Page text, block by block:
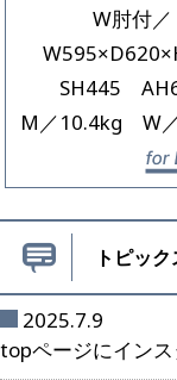
W肘付／
SH445
M／10.4kg W
トピック
2025.7.9
topページにインス